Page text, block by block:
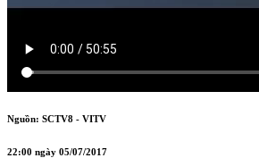
Hội nghị sơ kết công tác tài chính ngân
đầu năm 2017
Nguồn: SCTV8 - VITV
22:00 ngày 05/07/2017